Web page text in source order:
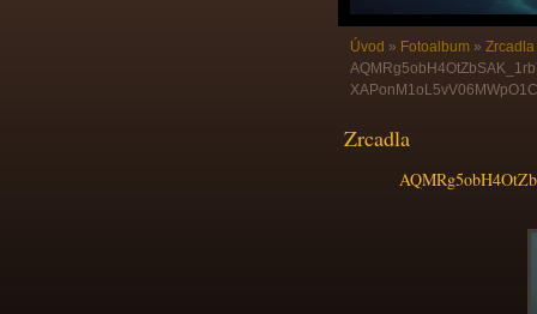
Úvod » Fotoalbum » Zrcadla
Zrcadla